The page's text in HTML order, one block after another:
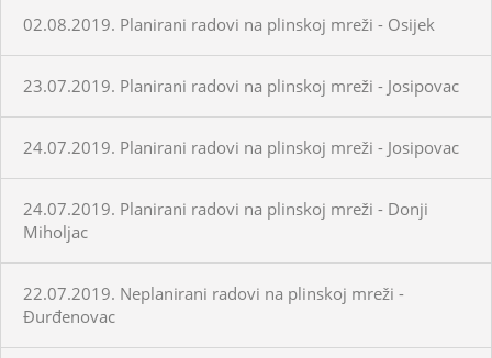
02.08.2019. Planirani radovi na plinskoj mreži - Osijek
23.07.2019. Planirani radovi na plinskoj mreži - Josipovac
24.07.2019. Planirani radovi na plinskoj mreži - Josipovac
24.07.2019. Planirani radovi na plinskoj mreži - Donji
Miholjac
22.07.2019. Neplanirani radovi na plinskoj mreži -
Đurđenovac